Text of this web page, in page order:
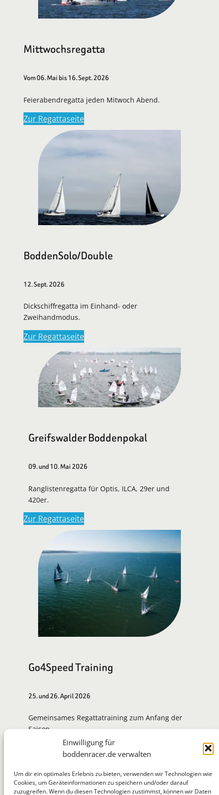
Einwilligung für
boddenracer.de verwalten
Um dir ein optimales Erlebnis zu bieten, verwenden wir Technologien wie
Cookies, um Geräteinformationen zu speichern und/oder darauf
zuzugreifen. Wenn du diesen Technologien zustimmst, können wir Daten
Mittwochsregatta
Vom 06. Mai bis 16. Sept. 2026
Feierabendregatta jeden Mitwoch Abend.
Zur Regattaseite
BoddenSolo/Double
12. Sept. 2026
Dickschiffregatta im Einhand- oder
Zweihandmodus.
Zur Regattaseite
Greifswalder Boddenpokal
09. und 10. Mai 2026
Ranglistenregatta für Optis, ILCA, 29er und
420er.
Zur Regattaseite
Go4Speed Training
25. und 26. April 2026
Gemeinsames Regattatraining zum Anfang der
Saison.
Zur Eventseite